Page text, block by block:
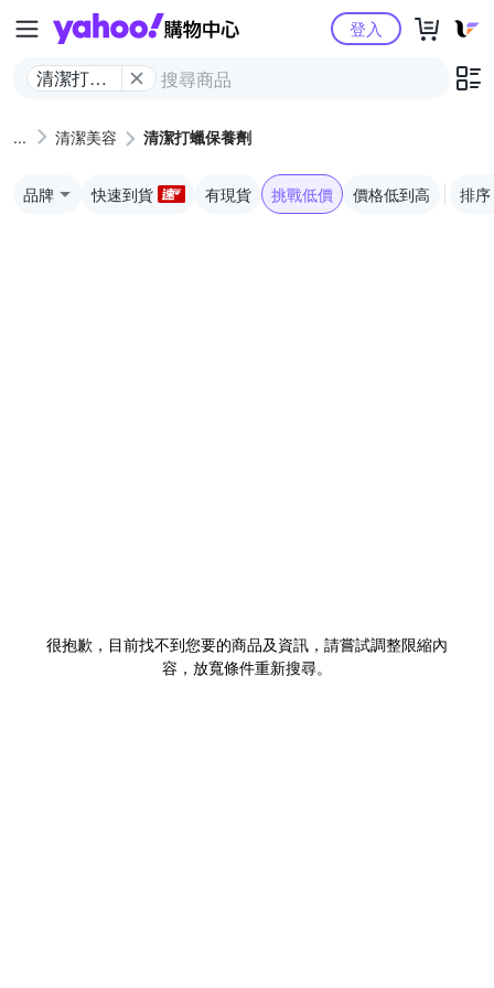
Yahoo購物中心
清潔打蠟
登入
清潔美容 清潔打蠟保養劑
品牌 快速到貨 有現貨 挑戰低價 價格低到高 排序
很抱歉，目前找不到您要的商品及資訊，請嘗試調整限縮內
容，放寬條件重新搜尋。